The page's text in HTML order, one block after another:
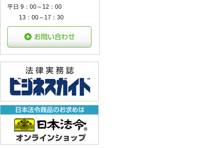
平日 9：00～12：00
13：00～17：30